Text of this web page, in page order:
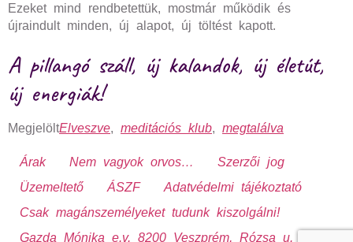
Ezeket mind rendbetettük, mostmár működik és
újraindult minden, új alapot, új töltést kapott.
A pillangó száll, új kalandok, új életút,
új energiák!
MegjelöltElveszve, meditációs klub, megtalálva
Árak Nem vagyok orvos…
Szerzői jog
Üzemeltető
ÁSZF
Adatvédelmi tájékoztató
Csak magánszemélyeket tudunk kiszolgálni!
Gazda Mónika e.v. 8200 Veszprém, Rózsa u. 13.